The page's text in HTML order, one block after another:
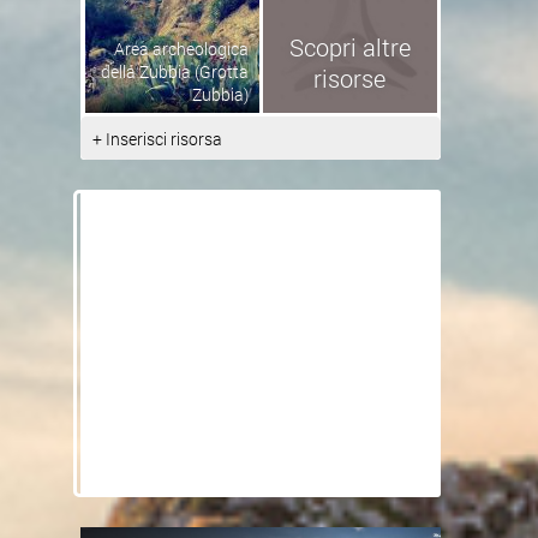
Area archeologica
della Zubbia (Grotta
Zubbia)
Scopri altre
risorse
+ Inserisci risorsa